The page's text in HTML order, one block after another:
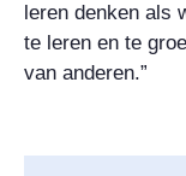
leren denken als
te leren en te
van anderen.”